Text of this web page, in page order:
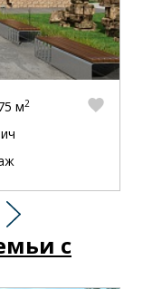
Следующий
м2
с